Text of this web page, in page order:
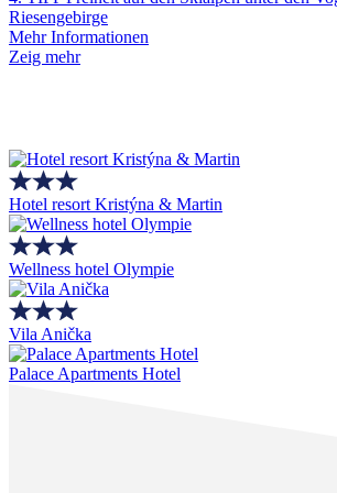
Riesengebirge
Mehr Informationen
Zeig mehr
Hotel resort Kristýna & Martin
Wellness hotel Olympie
Vila Anička
Palace Apartments Hotel